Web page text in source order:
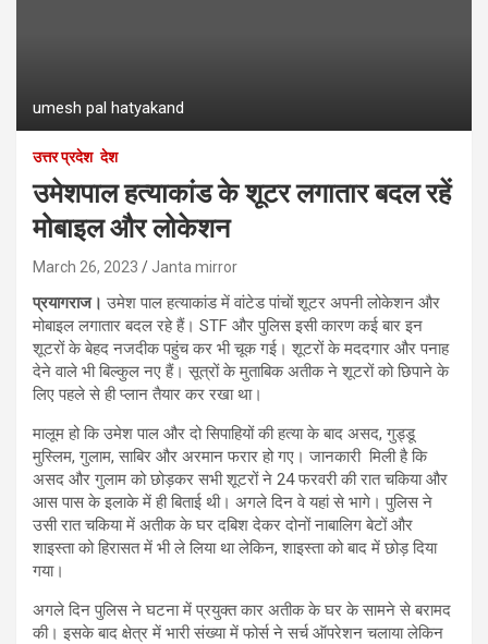
umesh pal hatyakand
उत्तर प्रदेश देश
उमेशपाल हत्याकांड के शूटर लगातार बदल रहें
मोबाइल और लोकेशन
March 26, 2023 Janta mirror
प्रयागराज। उमेश पाल हत्याकांड में वांटेड पांचों शूटर अपनी लोकेशन और
मोबाइल लगातार बदल रहे हैं। STF और पुलिस इसी कारण कई बार इन
शूटरों के बेहद नजदीक पहुंच कर भी चूक गई। शूटरों के मददगार और पनाह
देने वाले भी बिल्कुल नए हैं। सूत्रों के मुताबिक अतीक ने शूटरों को छिपाने के
लिए पहले से ही प्लान तैयार कर रखा था।
मालूम हो कि उमेश पाल और दो सिपाहियों की हत्या के बाद असद, गुड्डू
मुस्लिम, गुलाम, साबिर और अरमान फरार हो गए। जानकारी मिली है कि
असद और गुलाम को छोड़कर सभी शूटरों ने 24 फरवरी की रात चकिया और
आस पास के इलाके में ही बिताई थी। अगले दिन वे यहां से भागे। पुलिस ने
उसी रात चकिया में अतीक के घर दबिश देकर दोनों नाबालिग बेटों और
शाइस्ता को हिरासत में भी ले लिया था लेकिन, शाइस्ता को बाद में छोड़ दिया
गया।
अगले दिन पुलिस ने घटना में प्रयुक्त कार अतीक के घर के सामने से बरामद
की। इसके बाद क्षेत्र में भारी संख्या में फोर्स ने सर्च ऑपरेशन चलाया लेकिन